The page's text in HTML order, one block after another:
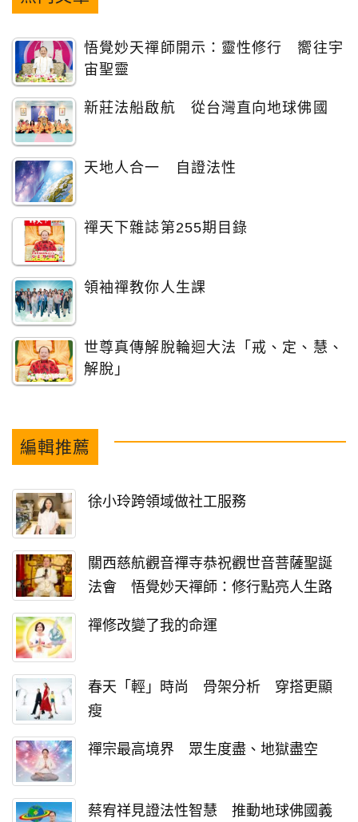
悟覺妙天禪師開示：靈性修行 嚮往宇
宙聖靈
新莊法船啟航 從台灣直向地球佛國
天地人合一 自證法性
禪天下雜誌第255期目錄
領袖禪教你人生課
世尊真傳解脫輪迴大法「戒、定、慧、
解脫」
編輯推薦
徐小玲跨領域做社工服務
關西慈航觀音禪寺恭祝觀世音菩薩聖誕
法會 悟覺妙天禪師：修行點亮人生路
禪修改變了我的命運
春天「輕」時尚 骨架分析 穿搭更顯
瘦
禪宗最高境界 眾生度盡、地獄盡空
蔡宥祥見證法性智慧 推動地球佛國義